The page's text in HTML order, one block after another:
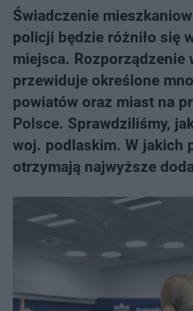
Świadczenie
policji będzie różniło się
miejsca. Rozporządzenie
przewiduje określone
powiatów oraz miast na
Polsce. Sprawdziliśmy,
woj. podlaskim. W jakich
otrzymają najwyższe